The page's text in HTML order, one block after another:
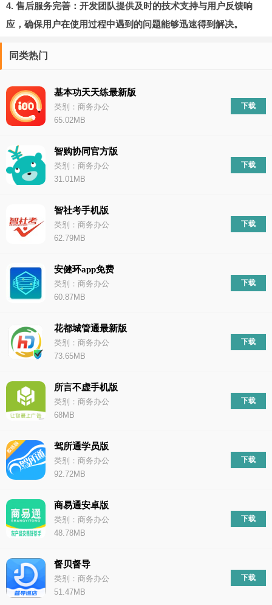
4. 售后服务完善：开发团队提供及时的技术支持与用户反馈响
应，确保用户在使用过程中遇到的问题能够迅速得到解决。
同类热门
基本功天天练最新版
类别：商务办公
65.02MB
下载
智购协同官方版
类别：商务办公
31.01MB
下载
智社考手机版
类别：商务办公
62.79MB
下载
安健环app免费
类别：商务办公
60.87MB
下载
花都城管通最新版
类别：商务办公
73.65MB
下载
所言不虚手机版
类别：商务办公
68MB
下载
驾所通学员版
类别：商务办公
92.72MB
下载
商易通安卓版
类别：商务办公
48.78MB
下载
督贝督导
类别：商务办公
51.47MB
下载